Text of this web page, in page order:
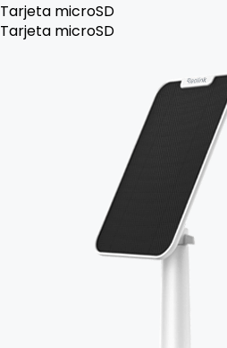
Tarjeta microSD
Tarjeta microSD